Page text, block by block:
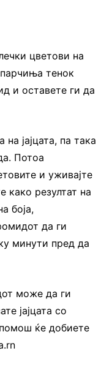
цветови на
парчиња тенок
и оставете ги да
јајцата, па така
Потоа
и уживајте
како резултат на
боја,
да ги
минути пред да
може да ги
јајцата со
помош ќе добиете